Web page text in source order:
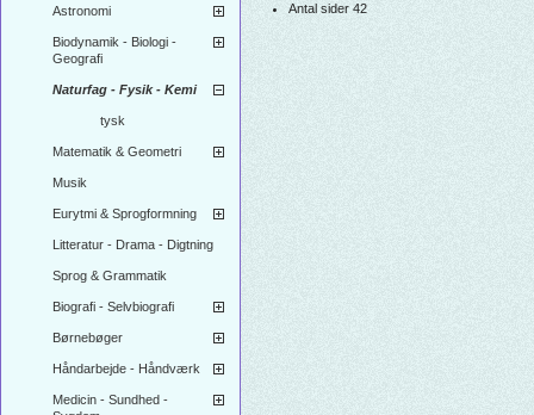
Astronomi
Biodynamik - Biologi -
Geografi
Naturfag - Fysik - Kemi
tysk
Matematik & Geometri
Musik
Eurytmi & Sprogformning
Litteratur - Drama - Digtning
Sprog & Grammatik
Biografi - Selvbiografi
Børnebøger
Håndarbejde - Håndværk
Medicin - Sundhed -
Antal sider 42